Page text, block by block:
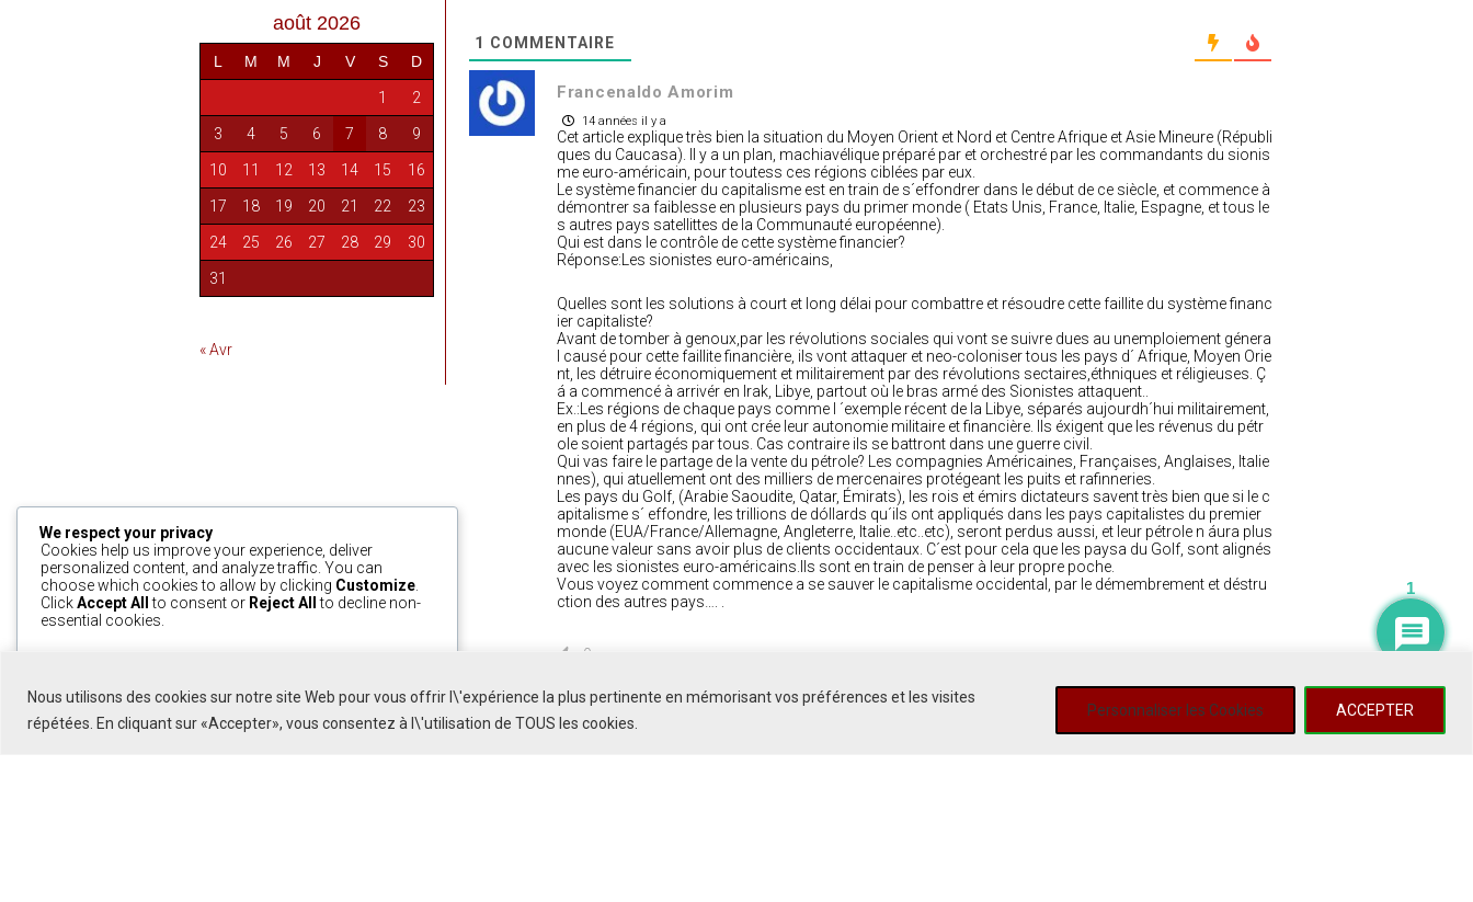
Nous utilisons des cookies sur notre site Web pour vous offrir l\'expérience la plus pertinente en mémorisant vos préférences et les visites
répétées. En cliquant sur «Accepter», vous consentez à l\'utilisation de TOUS les cookies.
Personnaliser les Cookies ACCEPTER
août 2026
L M M J V S D
1 2
3 4 5 6 7 8 9
10 11 12 13 14 15 16
17 18 19 20 21 22 23
24 25 26 27 28 29 30
31
« Avr
1 COMMENTAIRE
Francenaldo Amorim
14 années il y a
Cet article explique très bien la situation du Moyen Orient et Nord et Centre Afrique et Asie Mineure (Républi
ques du Caucasa). Il y a un plan, machiavélique préparé par et orchestré par les commandants du sionis
me euro-américain, pour toutess ces régions ciblées par eux.
Le système financier du capitalisme est en train de s´effondrer dans le début de ce siècle, et commence à
démontrer sa faiblesse en plusieurs pays du primer monde ( Etats Unis, France, Italie, Espagne, et tous le
s autres pays satellittes de la Communauté européenne).
Qui est dans le contrôle de cette système financier?
Réponse:Les sionistes euro-américains,
Quelles sont les solutions à court et long délai pour combattre et résoudre cette faillite du système financ
ier capitaliste?
Avant de tomber à genoux,par les révolutions sociales qui vont se suivre dues au unemploiement génera
l causé pour cette faillite financière, ils vont attaquer et neo-coloniser tous les pays d´ Afrique, Moyen Orie
nt, les détruire économiquement et militairement par des révolutions sectaires,éthniques et réligieuses. Ç
á a commencé à arrivér en Irak, Libye, partout où le bras armé des Sionistes attaquent..
Ex.:Les régions de chaque pays comme l ´exemple récent de la Libye, séparés aujourdh´hui militairement,
en plus de 4 régions, qui ont crée leur autonomie militaire et financière. Ils éxigent que les révenus du pétr
ole soient partagés par tous. Cas contraire ils se battront dans une guerre civil.
Qui vas faire le partage de la vente du pétrole? Les compagnies Américaines, Françaises, Anglaises, Italie
nnes), qui atuellement ont des milliers de mercenaires protégeant les puits et rafinneries.
Les pays du Golf, (Arabie Saoudite, Qatar, Émirats), les rois et émirs dictateurs savent très bien que si le c
apitalisme s´ effondre, les trillions de dóllards qu´ils ont appliqués dans les pays capitalistes du premier
monde (EUA/France/Allemagne, Angleterre, Italie..etc..etc), seront perdus aussi, et leur pétrole n áura plus
aucune valeur sans avoir plus de clients occidentaux. C´est pour cela que les paysa du Golf, sont alignés
avec les sionistes euro-américains.Ils sont en train de penser à leur propre poche.
Vous voyez comment commence a se sauver le capitalisme occidental, par le démembrement et déstru
ction des autres pays…. .
0
We respect your privacy
Cookies help us improve your experience, deliver
personalized content, and analyze traffic. You can
choose which cookies to allow by clicking Customize
ClickAccept All to consent or Reject All
to decline non-
essential cookies.
Powered by
1